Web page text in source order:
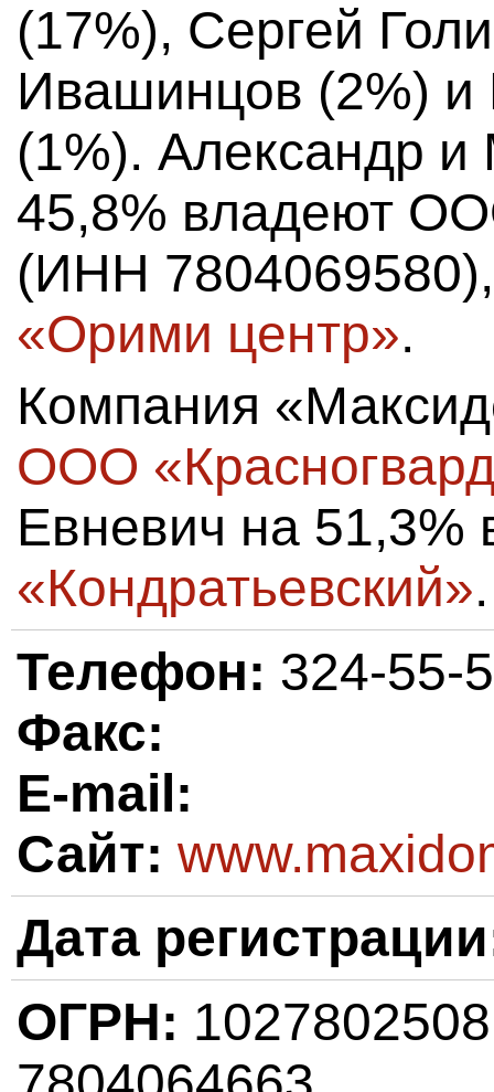
(17%), Сергей
Ивашинцов (2%)
(1%). Александр
45,8% владеют
(ИНН
«Орими центр».
Компания
ООО
Евневич на 51,3%
«Кондратьевский».
Телефон: 324-55-
Факс:
E-mail:
Сайт:
Дата
ОГРН: